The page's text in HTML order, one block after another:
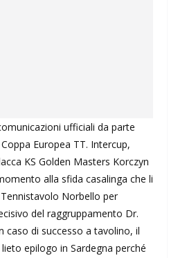
ufficiali da parte
Europea TT. Intercup,
KS Golden Masters Korczyn
alla sfida casalinga che li
Norbello per
del raggruppamento Dr.
caso di successo a tavolino, il
epilogo in Sardegna perché